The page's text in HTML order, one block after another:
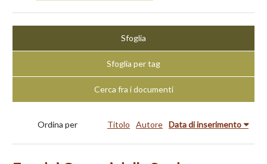
Sfoglia
Sfoglia per tag
Cerca fra i documenti
Ordina per Titolo Autore Data di inserimento